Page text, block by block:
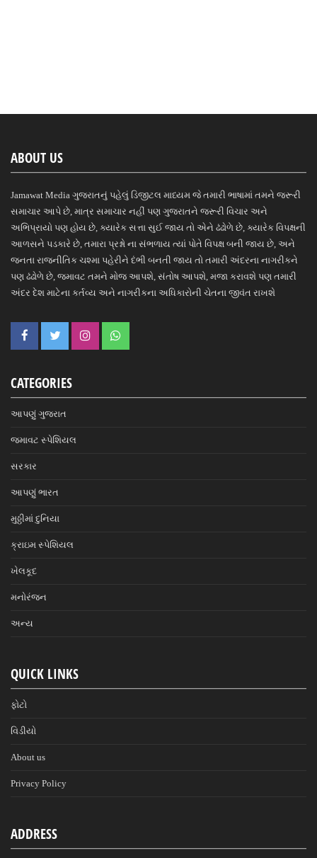
ABOUT US
Jamawat Media ગુજરાતનું પહેલું ડિજીટલ માધ્યમ જે તમારી ભાષામાં તમને જરૂરી
સમાચાર આપે છે, માત્ર સમાચાર નહીં પણ ગુજરાતને જરૂરી વિચાર અને
અભિપ્રાયો પણ હોય છે, ક્યારેક સત્તા સુઈ જાય તો એને ઢંઢોળે છે, ક્યારેક વિપક્ષની
આળસને પડકારે છે, તમારા પ્રશ્નો ના સંભળાય ત્યાં પોતે વિપક્ષ બની જાય છે, અને
જનતા રાજનીતિક ચશ્મા પહેરીને દંભી બનતી જાય તો તમારી અંદરના નાગરીકને
પણ ઢંઢોળે છે, જમાવટ તમને મોજ આપશે, સંતોષ આપશે, મજા કરાવશે પણ તમારી
અંદર દેશ માટેના કર્તવ્ય અને નાગરીકના અધિકારોની ચેતના જીવંત રાખશે
CATEGORIES
આપણું ગુજરાત
જમાવટ સ્પેશિયલ
સરકાર
આપણું ભારત
મુઠ્ઠીમાં દુનિયા
ક્રાઇમ સ્પેશિયલ
ખેલકૂદ
મનોરંજન
અન્ય
QUICK LINKS
ફોટો
વિડીયો
About us
Privacy Policy
ADDRESS